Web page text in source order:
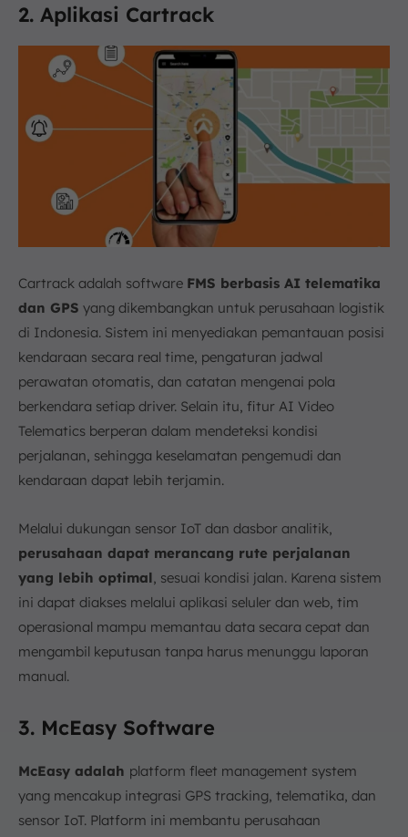
2. Aplikasi Cartrack
Cartrack adalah software FMS berbasis AI telematika
dan GPS yang dikembangkan untuk perusahaan logistik
di Indonesia. Sistem ini menyediakan pemantauan posisi
kendaraan secara real time, pengaturan jadwal
perawatan otomatis, dan catatan mengenai pola
berkendara setiap driver. Selain itu, fitur AI Video
Telematics berperan dalam mendeteksi kondisi
perjalanan, sehingga keselamatan pengemudi dan
kendaraan dapat lebih terjamin.
Melalui dukungan sensor IoT dan dasbor analitik,
perusahaan dapat merancang rute perjalanan
yang lebih optimal, sesuai kondisi jalan. Karena sistem
ini dapat diakses melalui aplikasi seluler dan web, tim
operasional mampu memantau data secara cepat dan
mengambil keputusan tanpa harus menunggu laporan
manual.
3. McEasy Software
McEasy adalah platform fleet management system
yang mencakup integrasi GPS tracking, telematika, dan
sensor IoT. Platform ini membantu perusahaan